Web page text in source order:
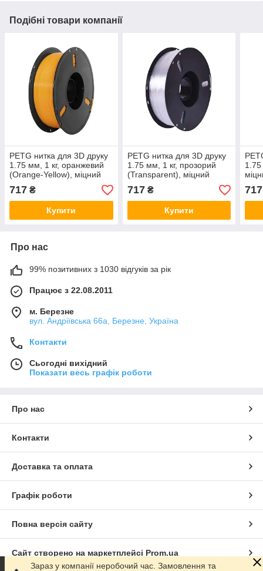
Подібні товари компанії
PETG нитка для 3D друку
1.75 мм, 1 кг, оранжевий
(Orange-Yellow), міцний
пластик для 3D-принтера
717 ₴
Купити
PETG нитка для 3D друку
1.75 мм, 1 кг, прозорий
(Transparent), міцний
пластик для 3D-принтера
717₴
Купити
1.75
717
Про нас
99% позитивних з 1030 відгуків за рік
Працює з 22.08.2011
м. Березне
вул. Андріївська 66а, Березне, Україна
Контакти
Сьогодні вихідний
Показати весь графік роботи
Про нас
Контакти
Доставка та оплата
Графік роботи
Повна версія сайту
Сайт створено на маркетплейсі Prom.ua
Зараз у компанії неробочий час. Замовлення та